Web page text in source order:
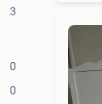
3
0
0